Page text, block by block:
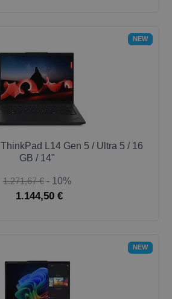
NEW
ThinkPad L14 Gen 5 / Ultra 5 / 16
GB / 14"
1.271,67 € - 10%
1.144,50 €
NEW